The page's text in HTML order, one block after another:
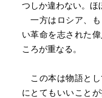
つしか違わない。ほ
一方はロシア、も
い革命を志された
ころが重なる。
この本は物語とし
にとてもいいこと